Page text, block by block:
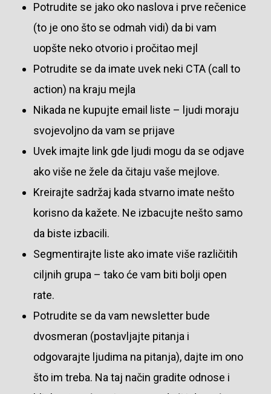
Potrudite se jako oko naslova i prve rečenice
(to je ono što se odmah vidi) da bi vam
uopšte neko otvorio i pročitao mejl
Potrudite se da imate uvek neki CTA (call to
action) na kraju mejla
Nikada ne kupujte email liste – ljudi moraju
svojevoljno da vam se prijave
Uvek imajte link gde ljudi mogu da se odjave
ako više ne žele da čitaju vaše mejlove.
Kreirajte sadržaj kada stvarno imate nešto
korisno da kažete. Ne izbacujte nešto samo
da biste izbacili.
Segmentirajte liste ako imate više različitih
ciljnih grupa – tako će vam biti bolji open
rate.
Potrudite se da vam newsletter bude
dvosmeran (postavljajte pitanja i
odgovarajte ljudima na pitanja), dajte im ono
što im treba. Na taj način gradite odnose i